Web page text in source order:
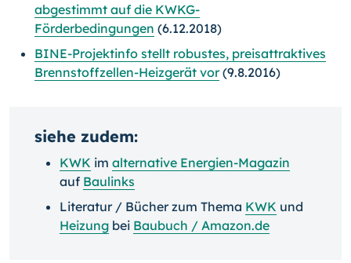
abgestimmt auf die KWKG-
Förderbedingungen (6.12.2018)
BINE-Projektinfo stellt robustes, preisattraktives
Brennstoffzellen-Heizgerät vor(9.8.2016)
siehe zudem:
KWK im alternative Energien-Magazin
auf Baulinks
Literatur / Bücher zum Thema KWK und
Heizung bei Baubuch / Amazon.de